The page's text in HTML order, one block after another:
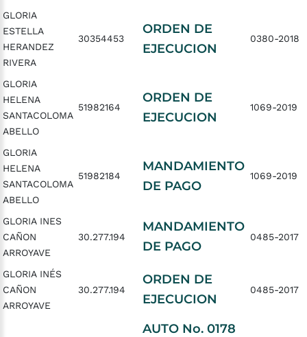
GLORIA
ESTELLA
HERANDEZ
RIVERA
30354453
ORDEN DE
EJECUCION
0380-2018
GLORIA
HELENA
SANTACOLOMA
ABELLO
51982164
ORDEN DE
EJECUCION
1069-2019
GLORIA
HELENA
SANTACOLOMA
ABELLO
51982184
MANDAMIENTO
DE PAGO
1069-2019
GLORIA INES
CAÑON
ARROYAVE
30.277.194
MANDAMIENTO
DE PAGO
0485-2017
GLORIA INÉS
CAÑON
ARROYAVE
30.277.194
ORDEN DE
EJECUCION
0485-2017
AUTO No. 0178